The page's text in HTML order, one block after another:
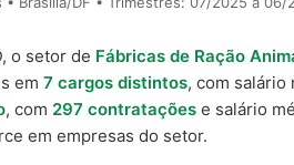
o setor de Fábricas de Ração
em 7 cargos distintos, com salário
, com 297 contratações e salário
em empresas do setor.